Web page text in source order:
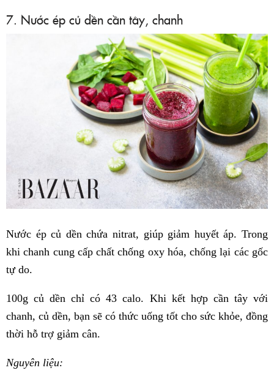
7. Nước ép củ dền cần tây, chanh
Nước ép củ dền chứa nitrat, giúp giảm huyết áp. Trong
khi chanh cung cấp chất chống oxy hóa, chống lại các gốc
tự do.
100g củ dền chỉ có 43 calo. Khi kết hợp cần tây với
chanh, củ dền, bạn sẽ có thức uống tốt cho sức khỏe, đồng
thời hỗ trợ giảm cân.
Nguyên liệu: